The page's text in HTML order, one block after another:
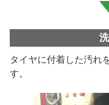
タイヤに付着した汚れ
す。